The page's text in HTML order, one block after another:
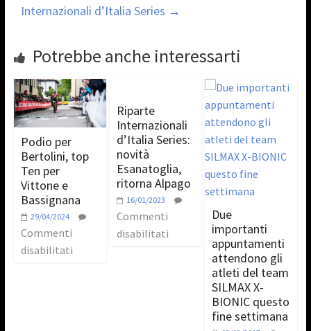
Internazionali d’Italia Series →
Potrebbe anche interessarti
Podio per
Bertolini, top
Ten per
Vittone e
Bassignana
29/04/2024
Commenti
disabilitati
Riparte
Internazionali
d’Italia Series:
novità
Esanatoglia,
ritorna Alpago
16/01/2023
Commenti
disabilitati
Due
importanti
appuntamenti
attendono gli
atleti del team
SILMAX X-
BIONIC questo
fine settimana